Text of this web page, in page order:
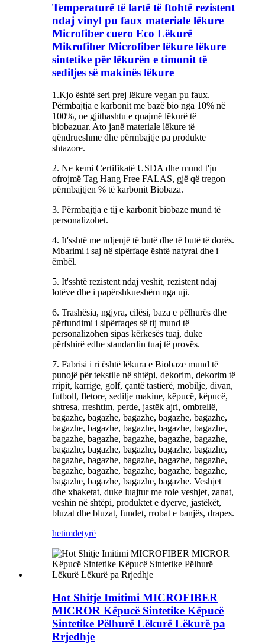
Temperaturë të lartë të ftohtë rezistent
ndaj vinyl pu faux materiale lëkure
Microfiber cuero Eco Lëkurë
Mikrofiber Microfiber lëkure lëkure
sintetike për lëkurën e timonit të
sediljes së makinës lëkure
1.Kjo është seri prej lëkure vegan pu faux.
Përmbajtja e karbonit me bazë bio nga 10% në
100%, ne gjithashtu e quajmë lëkurë të
biobazuar. Ato janë materiale lëkure të
qëndrueshme dhe përmbajtje pa produkte
shtazore.
2. Ne kemi Certifikatë USDA dhe mund t'ju
ofrojmë Tag Hang Free FALAS, gjë që tregon
përmbajtjen % të karbonit Biobaza.
3. Përmbajtja e tij e karbonit biobaze mund të
personalizohet.
4. It'sshtë me ndjenjë të butë dhe të butë të dorës.
Mbarimi i saj në sipërfaqe është natyral dhe i
ëmbël.
5. It'sshtë rezistent ndaj veshit, rezistent ndaj
lotëve dhe i papërshkueshëm nga uji.
6. Trashësia, ngjyra, cilësi, baza e pëlhurës dhe
përfundimi i sipërfaqes së tij mund të
personalizohen sipas kërkesës tuaj, duke
përfshirë edhe standardin tuaj të provës.
7. Fabrisi i ri është lëkura e Biobaze mund të
punojë për tekstile në shtëpi, dekorim, dekorim të
rripit, karrige, golf, çantë tastierë, mobilje, divan,
futboll, fletore, sedilje makine, këpucë, këpucë,
shtresa, rreshtim, perde, jastëk ajri, ombrellë,
bagazhe, bagazhe, bagazhe, bagazhe, bagazhe,
bagazhe, bagazhe, bagazhe, bagazhe, bagazhe,
bagazhe, bagazhe, bagazhe, bagazhe, bagazhe,
bagazhe, bagazhe, bagazhe, bagazhe, bagazhe,
bagazhe, bagazhe, bagazhe, bagazhe, bagazhe,
bagazhe, bagazhe, bagazhe, bagazhe, bagazhe,
bagazhe, bagazhe, bagazhe, bagazhe. Veshjet
dhe xhaketat, duke luajtur me role veshjet, zanat,
veshin në shtëpi, produktet e dyerve, jastëkët,
bluzat dhe bluzat, fundet, rrobat e banjës, drapes.
hetimdetyrë
Hot Shitje Imitimi MICROFIBER
MICROR Këpucë Sintetike Këpucë
Sintetike Pëlhurë Lëkurë Lëkurë pa
Rrjedhje